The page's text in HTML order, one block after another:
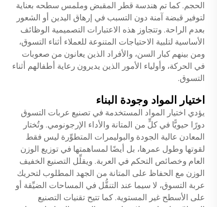
الحجم. كما تم هندسة قطر المقبض وملمس سطحه بعناية
لتوفير قبضة آمنة دون التسبب في إرهاق اليدين أو الشعور
بعدم الراحة. وتتجاوز هذه الاعتبارات التصميمية الوظائف
الأساسية لتلبية الاحتياجات المتنوعة للعملاء أثناء التسوق،
ومن بينهم كبار السن، والأفراد الذين يعانون من صعوبات
في الحركة، وأولياء الأمور الذين يديرون رعاية أطفالهم أثناء
التسوق.
اختيار المواد وجودة البناء
يؤدي اختيار المواد المستخدمة في تصنيع عربات التسوق
دورًا حيويًّا في كلٍّ من المتانة والأداء الإرجونومي. وتُختار
المعادن عالية الجودة والبوليمرات المتطوِّرة ليس فقط
لقوتها وطول عمرها، بل أيضًا لمساهمتها في توزيع الوزن
العام وخصائص التحكم في العربة. ويقلِّل التصنيع الخفيف
الوزن مع الحفاظ على المتانة من الجهد المطلوب لتحريك
عربة التسوق، لا سيما عند التنقُّل في المساحات الضيِّقة أو
على الأسطح غير المستوية. كما تتيح تقنيات التصنيع